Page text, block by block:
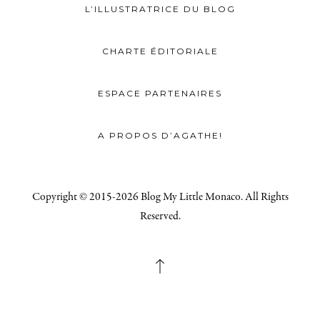
L’ILLUSTRATRICE DU BLOG
CHARTE ÉDITORIALE
ESPACE PARTENAIRES
A PROPOS D’AGATHE!
Copyright © 2015-2026 Blog My Little Monaco. All Rights
Reserved.